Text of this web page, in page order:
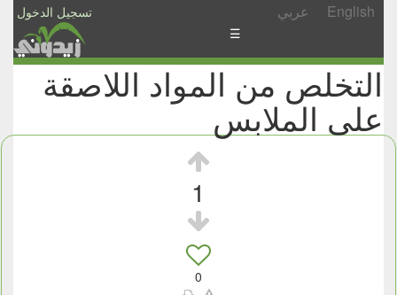
تسجيل الدخول عربي English
الأخبار
والمشاركات
☰
التخلص من المواد اللاصقة
على الملابس
1
0